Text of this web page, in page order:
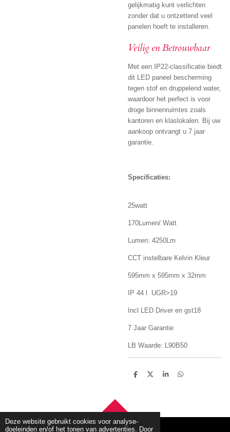
Deze website gebruikt cookies voor analyse-
doeleinden en/of het tonen van advertenties. Door
gelijkmatig kunt verlichten
zonder dat u ontzettend veel
panelen hoeft te installeren.
Veilig en Betrouwbaar
Met een IP22-classificatie biedt
dit LED paneel bescherming
tegen stof en druppelend water,
waardoor het perfect is voor
droge binnenruimtes zoals
kantoren en klaslokalen. Bij uw
aankoop ontvangt u 7 jaar
garantie.
Specificaties:
25watt
170Lumen/ Watt
Lumen: 4250Lm
CCT instelbare Kelvin Kleur
595mm x 595mm x 32mm
IP 44 l UGR>19
Incl LED Driver en gst18
7 Jaar Garantie
LB Waarde: L90B50
D
D
S
D